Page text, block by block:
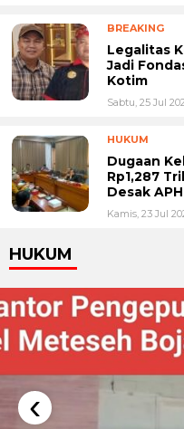
BREAKING
Legalitas
Jadi
Kotim
Sabtu, 25 Jul
HUKUM
Dugaan
Rp1,287
Desak
Kamis, 23 Jul
HUKUM
‹